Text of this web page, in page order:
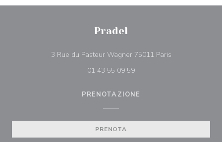
Pradel
3 Rue du Pasteur Wagner 75011 Paris((apre una
01 43 55 09 59
PRENOTAZIONE
PRENOTA